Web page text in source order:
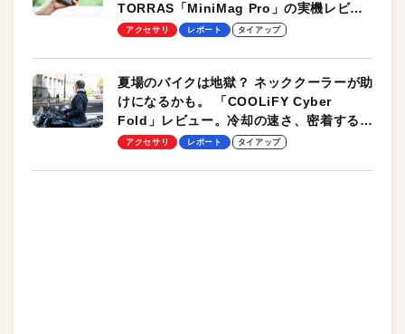
TORRAS「MiniMag Pro」の実機レビュ
ーも
アクセサリ レポート タイアップ
夏場のバイクは地獄？ ネッククーラーが助
けになるかも。 「COOLiFY Cyber
Fold」レビュー。冷却の速さ、密着する冷
却プレート、シンプルな操作性がグッド！
アクセサリ レポート タイアップ